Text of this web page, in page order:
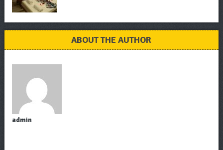
ABOUT THE AUTHOR
admin